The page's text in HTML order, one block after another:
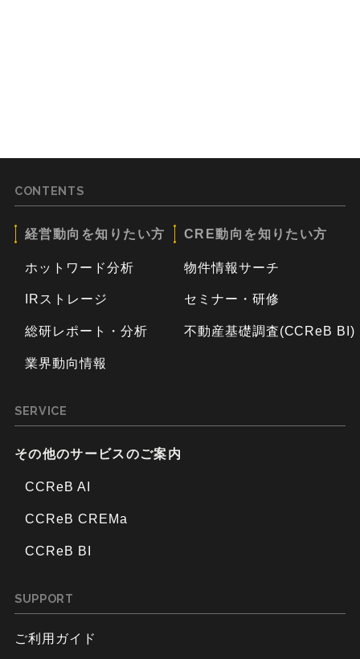
CONTENTS
経営動向を知りたい方
ホットワード分析
IRストレージ
総研レポート・分析
業界動向情報
CRE動向を知りたい方
物件情報サーチ
セミナー・研修
不動産基礎調査(CCReB BI)
SERVICE
その他のサービスのご案内
CCReB AI
CCReB CREMa
CCReB BI
SUPPORT
ご利用ガイド